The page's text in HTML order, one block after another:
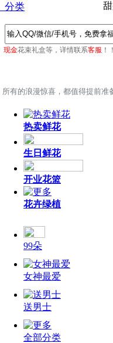
分类
现金花束礼盒等，详情联系客服！
所有的浪漫惊喜，都值得提前准
热卖鲜花
生日鲜花
开业花篮
花卉绿植
99朵
女神最爱
送男士
全部分类